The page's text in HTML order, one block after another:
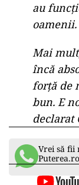
au
oamenii.
Mai
încă
forţă de
bun. E
declarat
Vrei să fii